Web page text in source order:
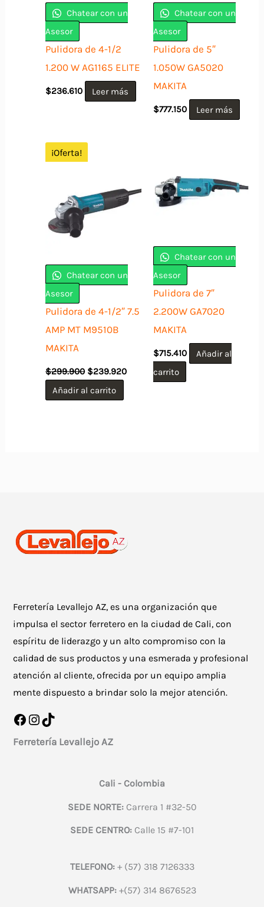
Chatear con un
Asesor
Pulidora de 4-1/2
1.200 W AG1165 ELITE
$236.610 Leer más
Chatear con un
Asesor
Pulidora de 5″
1.050W GA5020
MAKITA
$777.150 Leer más
¡Oferta!
Chatear con un
Asesor
Pulidora de 4-1/2″ 7.5
AMP MT M9510B
MAKITA
$299.900 El
precio
original
era:
$239.920El
Añadir al carrito
Chatear con un
Asesor
Pulidora de 7″
2.200W GA7020
MAKITA
$715.410
Añadir al
carrito
Ferretería Levallejo AZ, es una organización que
impulsa el sector ferretero en la ciudad de Cali, con
espíritu de liderazgo y un alto compromiso con la
calidad de sus productos y una esmerada y profesional
atención al cliente, ofrecida por un equipo amplia
mente dispuesto a brindar solo la mejor atención.
Facebook
Instagram
TikTok
Ferretería Levallejo AZ
Cali - Colombia
SEDE NORTE:Carrera 1 #32-50
SEDE CENTRO: Calle 15 #7-101
TELEFONO:+ (57) 318 7126333
WHATSAPP:+(57) 314 8676523